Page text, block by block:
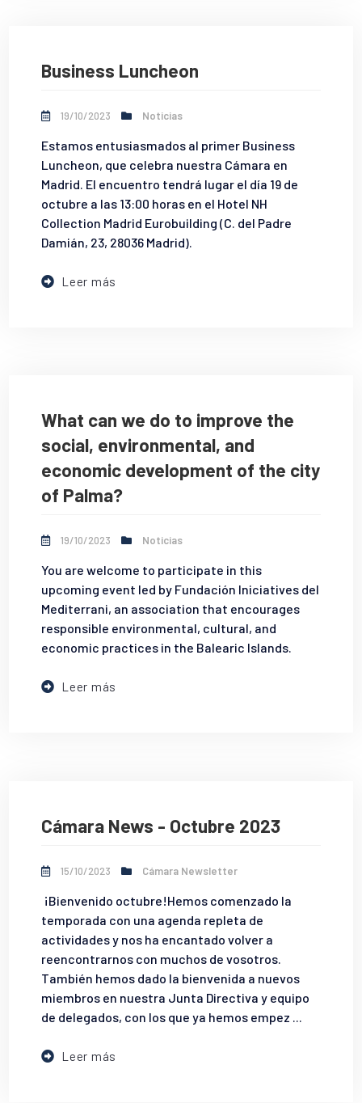
Business Luncheon
19/10/2023 Noticias
Estamos entusiasmados al primer Business
Luncheon, que celebra nuestra Cámara en
Madrid. El encuentro tendrá lugar el día 19 de
octubre a las 13:00 horas en el Hotel NH
Collection Madrid Eurobuilding (C. del Padre
Damián, 23, 28036 Madrid).
Leer más
What can we do to improve the
social, environmental, and
economic development of the city
of Palma?
19/10/2023 Noticias
You are welcome to participate in this
upcoming event led by Fundación Iniciatives del
Mediterrani, an association that encourages
responsible environmental, cultural, and
economic practices in the Balearic Islands.
Leer más
Cámara News - Octubre 2023
15/10/2023 Cámara Newsletter
¡Bienvenido octubre!Hemos comenzado la
temporada con una agenda repleta de
actividades y nos ha encantado volver a
reencontrarnos con muchos de vosotros.
También hemos dado la bienvenida a nuevos
miembros en nuestra Junta Directiva y equipo
de delegados, con los que ya hemos empez ...
Leer más